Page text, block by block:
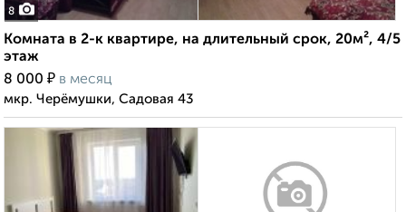
8
Комната в 2-к квартире, на длительный срок, 20м², 4/5
этаж
8 000 ₽ в месяц
мкр. Черёмушки, Садовая 43